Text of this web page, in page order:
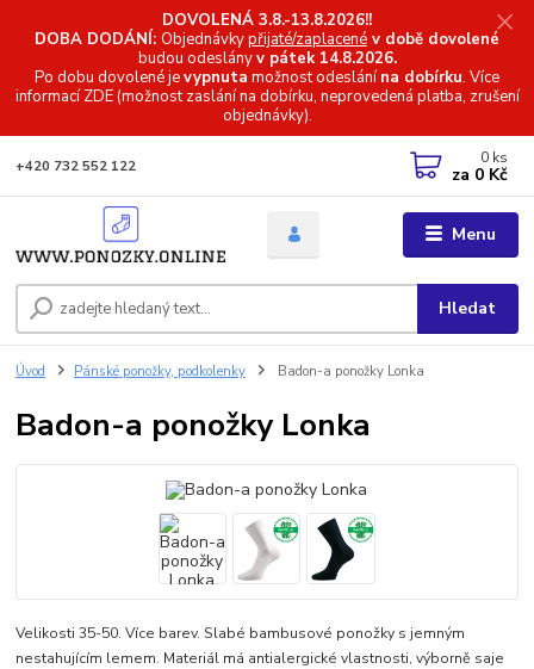
DOVOLENÁ 3.8.-13.8.2026!!
DOBA DODÁNÍ: Objednávkypřijaté/zaplacené v době dovolené
budou odeslányv pátek 14.8.2026.
Po dobu dovolené jevypnuta možnost odeslánína dobírku. Více
informacíZDE (možnost zaslání na dobírku, neprovedená platba, zrušení
objednávky).
Menu
Hledat
+420 732 552 122 0 ks
za 0 Kč
Úvod Pánské ponožky, podkolenky Badon-a ponožky Lonka
Badon-a ponožky Lonka
Velikosti 35-50. Více barev. Slabé bambusové ponožky s jemným
nestahujícím lemem. Materiál má antialergické vlastnosti, výborně saje